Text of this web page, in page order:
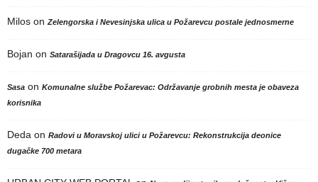
Milos on Zelengorska i Nevesinjska ulica u Požarevcu postale jednosmerne
Bojan on Satarašijada u Dragovcu 16. avgusta
Sasa on Komunalne službe Požarevac: Održavanje grobnih mesta je obaveza
korisnika
Deda on Radovi u Moravskoj ulici u Požarevcu: Rekonstrukcija deonice
dugačke 700 metara